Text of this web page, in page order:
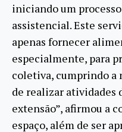
iniciando um
assistencial. Este
apenas fornecer
especialmente, para
coletiva, cumprindo a
de realizar atividades
extensão”, afirmou a
espaço, além de ser